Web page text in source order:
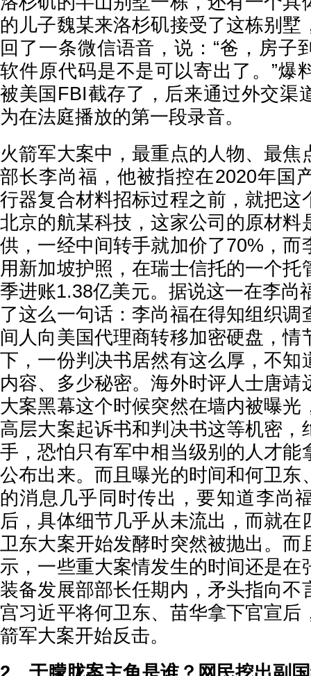
的儿子魏某来洛杉矶接受了这栋别墅
回了一条微信语音，说：“爸，房子
软件原代码是不是可以寄出了。”爆
被美国FBI截存了，后来通过外交渠
为在法庭播放的第一段录音。
火箭军大案中，最重点的人物、最焦
部长李尚福，他被指控在2020年国
行器复合材料招标过程之前，就把这
北京的航某科技，这家公司的原材料
供，一经中间转手就加价了70%，而
用新加坡护照，在瑞士信托的一个托
季进账1.38亿美元。据说这一在李尚
了这么一句话：李尚福在得知组织调
间人向美国代理商转移加密硬盘，情
下，一份判决书居然有这么厚，不知
内容、多少秘密。海外时评人士唐靖
大案黑幕这个时候突然在墙内被曝光
高层大案起诉书和判决书这等机密，
手，恐怕只有军中相当级别的人才能
公布出来。而且曝光的时间和何卫东
的消息几乎同时传出，要知道李尚
后，具体细节几乎从未流出，而就在
卫东大案开始发酵时突然被抛出。而
示，一些重大案情发生的时间还是在
装备发展部部长任期内，矛头指向不
宫习近平将何卫东、苗华拿下官宣后
箭军大案开始反击。